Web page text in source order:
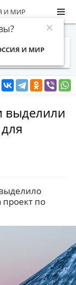
И МИР
И МИР
выделили
по